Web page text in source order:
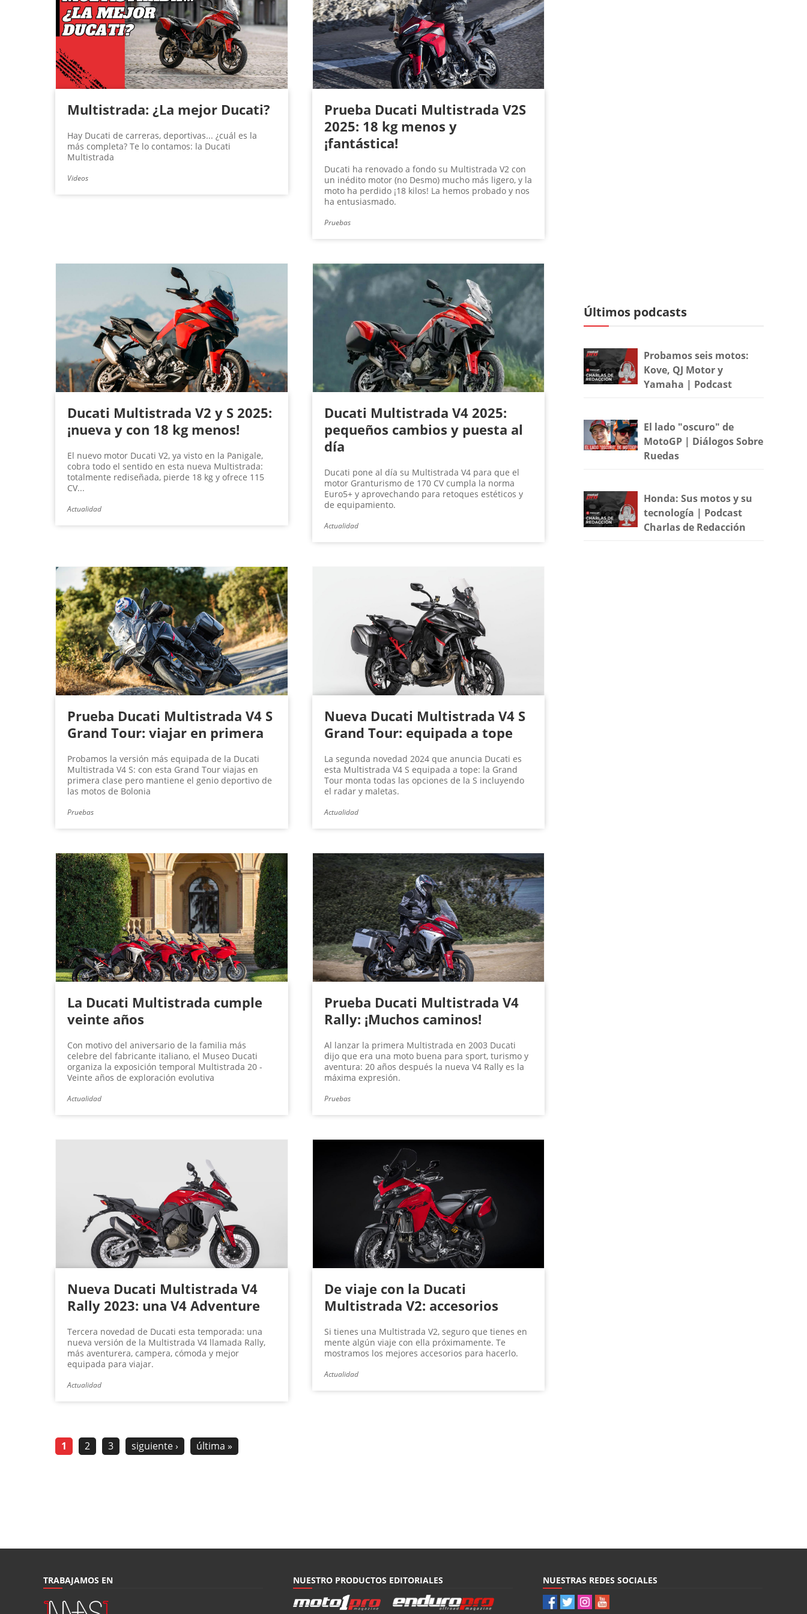
Multistrada: ¿La mejor Ducati?
Hay Ducati de carreras, deportivas... ¿cuál es la
más completa? Te lo contamos: la Ducati
Multistrada
Videos
Prueba Ducati Multistrada V2S
2025: 18 kg menos y
¡fantástica!
Ducati ha renovado a fondo su Multistrada V2 con
un inédito motor (no Desmo) mucho más ligero, y la
moto ha perdido ¡18 kilos! La hemos probado y nos
ha entusiasmado.
Pruebas
Ducati Multistrada V2 y S 2025:
¡nueva y con 18 kg menos!
El nuevo motor Ducati V2, ya visto en la Panigale,
cobra todo el sentido en esta nueva Multistrada:
totalmente rediseñada, pierde 18 kg y ofrece 115
CV...
Actualidad
Ducati Multistrada V4 2025:
pequeños cambios y puesta al
día
Ducati pone al día su Multistrada V4 para que el
motor Granturismo de 170 CV cumpla la norma
Euro5+ y aprovechando para retoques estéticos y
de equipamiento.
Actualidad
Prueba Ducati Multistrada V4 S
Grand Tour: viajar en primera
Probamos la versión más equipada de la Ducati
Multistrada V4 S: con esta Grand Tour viajas en
primera clase pero mantiene el genio deportivo de
las motos de Bolonia
Pruebas
Nueva Ducati Multistrada V4 S
Grand Tour: equipada a tope
La segunda novedad 2024 que anuncia Ducati es
esta Multistrada V4 S equipada a tope: la Grand
Tour monta todas las opciones de la S incluyendo
el radar y maletas.
Actualidad
La Ducati Multistrada cumple
veinte años
Con motivo del aniversario de la familia más
celebre del fabricante italiano, el Museo Ducati
organiza la exposición temporal Multistrada 20 -
Veinte años de exploración evolutiva
Actualidad
Prueba Ducati Multistrada V4
Rally: ¡Muchos caminos!
Al lanzar la primera Multistrada en 2003 Ducati
dijo que era una moto buena para sport, turismo y
aventura: 20 años después la nueva V4 Rally es la
máxima expresión.
Pruebas
Nueva Ducati Multistrada V4
Rally 2023: una V4 Adventure
Tercera novedad de Ducati esta temporada: una
nueva versión de la Multistrada V4 llamada Rally,
más aventurera, campera, cómoda y mejor
equipada para viajar.
Actualidad
De viaje con la Ducati
Multistrada V2: accesorios
Si tienes una Multistrada V2, seguro que tienes en
mente algún viaje con ella próximamente. Te
mostramos los mejores accesorios para hacerlo.
Actualidad
1 2 3 siguiente › última »
Últimos podcasts
Probamos seis motos:
Kove, QJ Motor y
Yamaha | Podcast
El lado "oscuro" de
MotoGP | Diálogos Sobre
Ruedas
Honda: Sus motos y su
tecnología | Podcast
Charlas de Redacción
TRABAJAMOS EN NUESTRO PRODUCTOS EDITORIALES NUESTRAS REDES SOCIALES